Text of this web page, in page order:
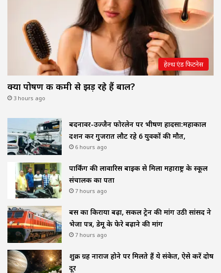
हेल्थ एंड फिटनेस
क्या पोषण की कमी से झड़ रहे हैं बाल?
3 hours ago
बदनावर-उज्जैन फोरलेन पर भीषण हादसा:महाकाल
दर्शन कर गुजरात लौट रहे 6 युवकों की मौत,
6 hours ago
पार्किंग की लावारिस बाइक से मिला महाराष्ट्र के स्कूल
संचालक का पता
7 hours ago
बस का किराया बढ़ा, सर्कल ट्रेन की मांग उठी सांसद ने
भेजा पत्र, डेमू के फेरे बढ़ाने की मांग
7 hours ago
शुक्र ग्रह नाराज होने पर मिलते हैं ये संकेत, ऐसे करें दोष
दूर